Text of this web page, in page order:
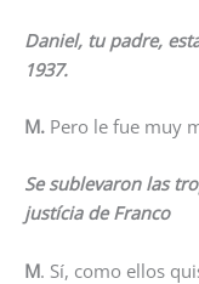
Daniel, tu padre,
1937.
M. Pero le fue muy
Se sublevaron las
justícia de Franco
M. Sí, como ellos